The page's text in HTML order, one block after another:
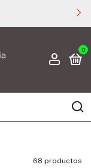
0
68 productos